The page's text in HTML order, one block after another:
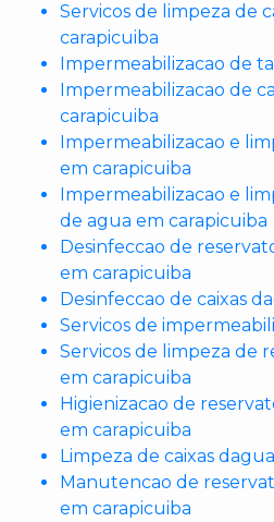
Servicos de limpeza de
carapicuiba
Impermeabilizacao de
Impermeabilizacao de
carapicuiba
Impermeabilizacao e
em carapicuiba
Impermeabilizacao e
de agua em carapicuiba
Desinfeccao de
em carapicuiba
Desinfeccao de caixas
Servicos de
Servicos de limpeza de
em carapicuiba
Higienizacao de
em carapicuiba
Limpeza de caixas
Manutencao de
em carapicuiba